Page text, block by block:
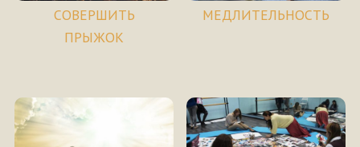
СОВЕРШИТЬ
ПРЫЖОК
МЕДЛИТЕЛЬНОСТЬ